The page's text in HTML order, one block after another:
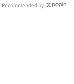
Recommended by